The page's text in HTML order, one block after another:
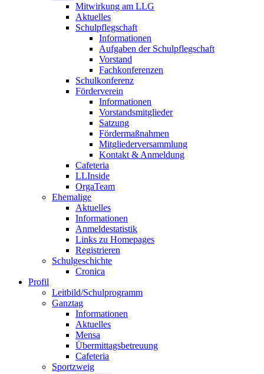
Mitwirkung am LLG
Aktuelles
Schulpflegschaft
Informationen
Aufgaben der Schulpflegschaft
Vorstand
Fachkonferenzen
Schulkonferenz
Förderverein
Informationen
Vorstandsmitglieder
Satzung
Fördermaßnahmen
Mitgliederversammlung
Kontakt & Anmeldung
Cafeteria
LLInside
OrgaTeam
Ehemalige
Aktuelles
Informationen
Anmeldestatistik
Links zu Homepages
Registrieren
Schulgeschichte
Cronica
Profil
Leitbild/Schulprogramm
Ganztag
Informationen
Aktuelles
Mensa
Übermittagsbetreuung
Cafeteria
Sportzweig